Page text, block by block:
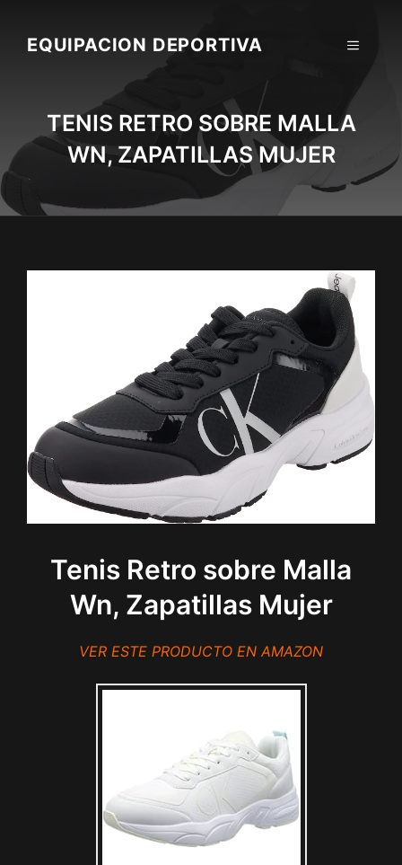
contentEQUIPACION DEPORTIVA MENU
TENIS RETRO SOBRE MALLA
WN, ZAPATILLAS MUJER
Tenis Retro sobre Malla
Wn, Zapatillas Mujer
VER ESTE PRODUCTO EN AMAZON